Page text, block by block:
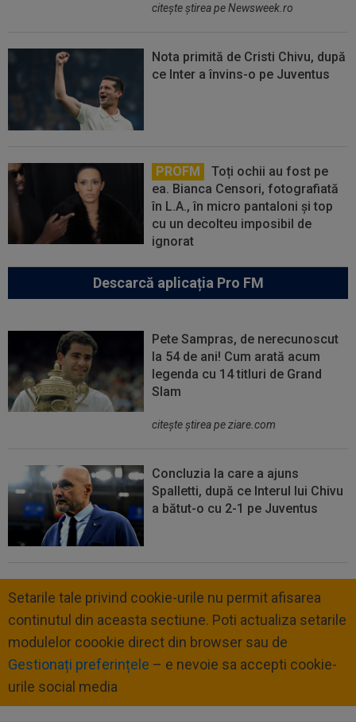
citeşte ştirea pe Newsweek.ro
Nota primită de Cristi Chivu, după
ce Inter a învins-o pe Juventus
PROFM
Toți ochii au fost pe
ea. Bianca Censori, fotografiată
în L.A., în micro pantaloni și top
cu un decolteu imposibil de
ignorat
Descarcă aplicația Pro FM
Pete Sampras, de nerecunoscut
la 54 de ani! Cum arată acum
legenda cu 14 titluri de Grand
Slam
citeşte ştirea pe ziare.com
Concluzia la care a ajuns
Spalletti, după ce Interul lui Chivu
a bătut-o cu 2-1 pe Juventus
Setarile tale privind cookie-urile nu permit afisarea
continutul din aceasta sectiune. Poti actualiza setarile
modulelor coookie direct din browser sau de
Gestionați preferințele – e nevoie sa accepti cookie-
urile social media